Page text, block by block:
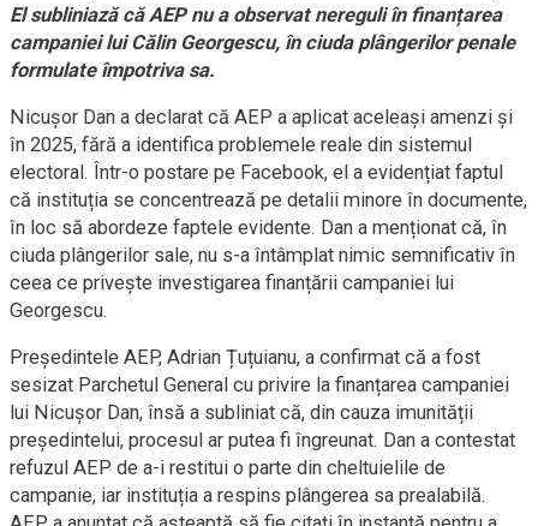
El subliniază că AEP nu a observat nereguli în finanțarea
campaniei lui Călin Georgescu, în ciuda plângerilor penale
formulate împotriva sa.
Nicușor Dan a declarat că AEP a aplicat aceleași amenzi și
în 2025, fără a identifica problemele reale din sistemul
electoral. Într-o postare pe Facebook, el a evidențiat faptul
că instituția se concentrează pe detalii minore în documente,
în loc să abordeze faptele evidente. Dan a menționat că, în
ciuda plângerilor sale, nu s-a întâmplat nimic semnificativ în
ceea ce privește investigarea finanțării campaniei lui
Georgescu.
Președintele AEP, Adrian Țuțuianu, a confirmat că a fost
sesizat Parchetul General cu privire la finanțarea campaniei
lui Nicușor Dan, însă a subliniat că, din cauza imunității
președintelui, procesul ar putea fi îngreunat. Dan a contestat
refuzul AEP de a-i restitui o parte din cheltuielile de
campanie, iar instituția a respins plângerea sa prealabilă.